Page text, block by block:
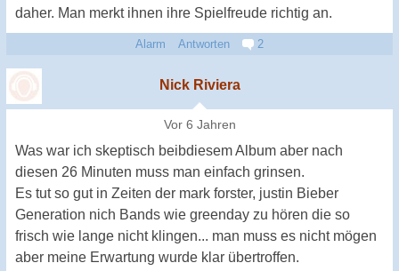
daher. Man merkt ihnen ihre Spielfreude richtig an.
Alarm Antworten 2
Nick Riviera
Vor 6 Jahren
Was war ich skeptisch beibdiesem Album aber nach
diesen 26 Minuten muss man einfach grinsen.
Es tut so gut in Zeiten der mark forster, justin Bieber
Generation nich Bands wie greenday zu hören die so
frisch wie lange nicht klingen... man muss es nicht mögen
aber meine Erwartung wurde klar übertroffen.